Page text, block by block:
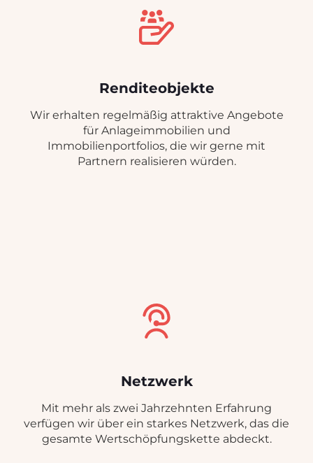
Renditeobjekte
Wir erhalten regelmäßig attraktive Angebote
für Anlageimmobilien und
Immobilienportfolios, die wir gerne mit
Partnern realisieren würden.
Netzwerk
Mit mehr als zwei Jahrzehnten Erfahrung
verfügen wir über ein starkes Netzwerk, das die
gesamte Wertschöpfungskette abdeckt.